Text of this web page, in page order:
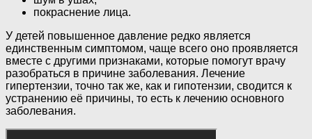
покраснение лица.
У детей повышенное давление редко является
единственным симптомом, чаще всего оно проявляется
вместе с другими признаками, которые помогут врачу
разобраться в причине заболевания. Лечение
гипертензии, точно так же, как и гипотензии, сводится к
устранению её причины, то есть к лечению основного
заболевания.